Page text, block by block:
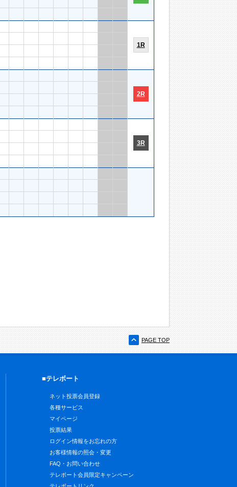
1R
2R
3R
PAGE TOP
■テレボート
ネット投票会員登録
各種サービス
マイページ
投票結果
ログイン情報をお忘れの方
お客様情報の照会・変更
FAQ・お問い合わせ
テレボート会員限定キャンペーン